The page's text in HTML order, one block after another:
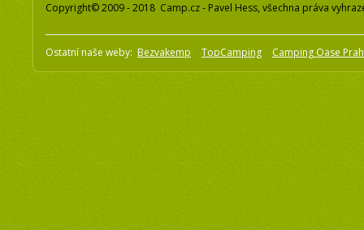
Copyright© 2009 - 2018 Camp.cz - Pavel Hess, všechna práva
Ostatní naše weby: Bezvakemp TopCamping Camping Oase